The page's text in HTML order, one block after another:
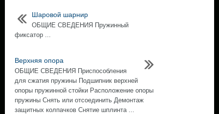
Шаровой шарнир
ОБЩИЕ СВЕДЕНИЯ Пружинный
фиксатор ...
Верхняя опора
ОБЩИЕ СВЕДЕНИЯ Приспособления
для сжатия пружины Подшипник верхней
опоры пружинной стойки Расположение опоры
пружины Снять или отсоединить Демонтаж
защитных колпачков Снятие шплинта ...